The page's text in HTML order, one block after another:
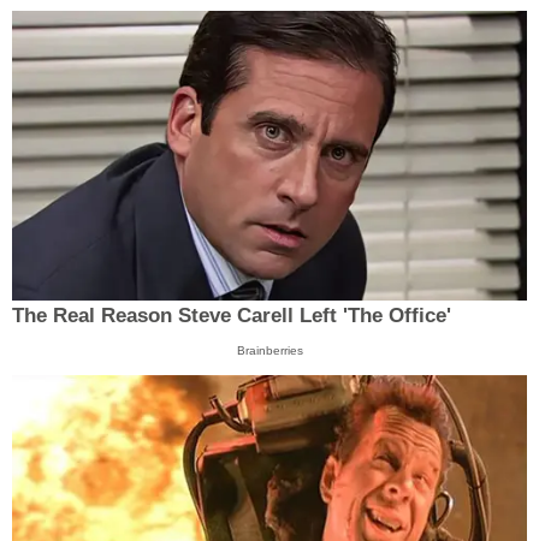
The Real Reason Steve Carell Left 'The Office'
Brainberries